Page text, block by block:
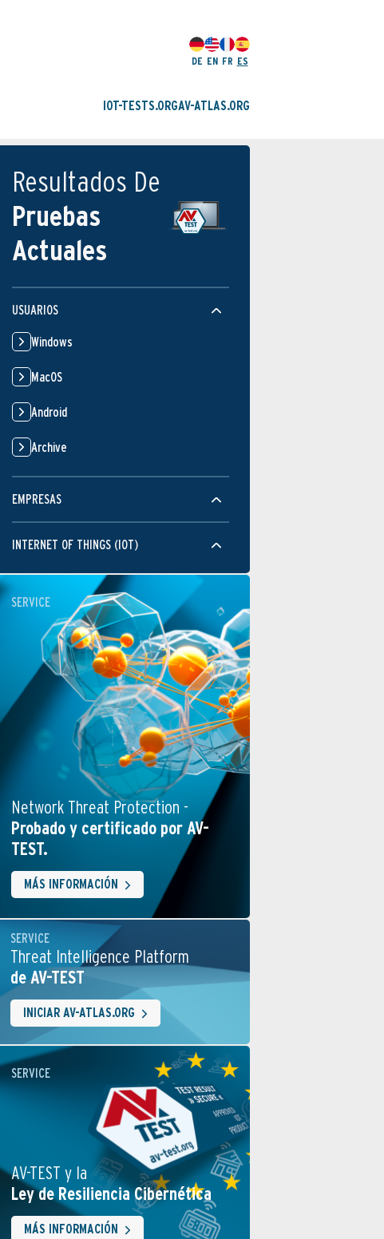
DE EN FR ES
IOT-TESTS.ORGAV-ATLAS.ORG
Resultados De
Pruebas
Actuales
USUARIOS
Windows
MacOS
Android
Archive
EMPRESAS
INTERNET OF THINGS (IOT)
SERVICE
Network Threat Protection -
Probado y certificado por AV-
TEST.
MÁS INFORMACIÓN
SERVICE
Threat Intelligence Platform
de AV-TEST
INICIAR AV-ATLAS.ORG
SERVICE
AV-TEST y la
Ley de Resiliencia Cibernética
MÁS INFORMACIÓN